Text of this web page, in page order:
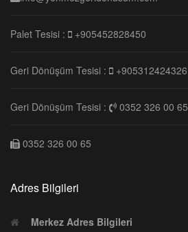
Palet Tesisi : +905452828450
Geri Dönüşüm Tesisi : +905312424326
Geri Dönüşüm Tesisi : 0352 326 00 65
0352 326 00 65
Adres Bilgileri
Merkez Adres Bilgileri